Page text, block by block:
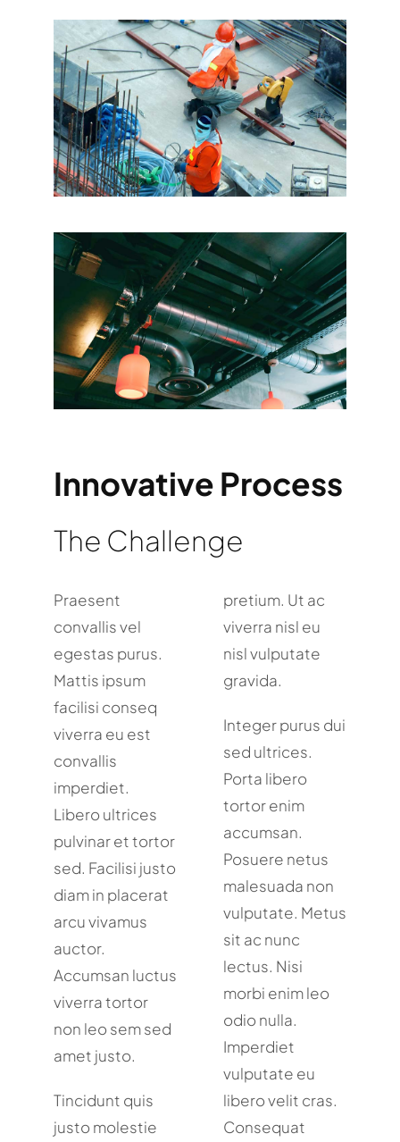
Innovative Process
The Challenge
Praesent
convallis vel
egestas purus.
Mattis ipsum
facilisi conseq
viverra eu est
convallis
imperdiet.
Libero ultrices
pulvinar et tortor
sed. Facilisi justo
diam in placerat
arcu vivamus
auctor.
Accumsan luctus
viverra tortor
non leo sem sed
amet justo.
Tincidunt quis
justo molestie
pretium. Ut ac
viverra nisl eu
nisl vulputate
gravida.
Integer purus dui
sed ultrices.
Porta libero
tortor enim
accumsan.
Posuere netus
malesuada non
vulputate. Metus
sit ac nunc
lectus. Nisi
morbi enim leo
odio nulla.
Imperdiet
vulputate eu
libero velit cras.
Consequat